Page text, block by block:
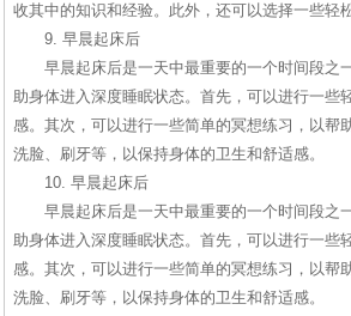
收其中的知识和经验。此外，还可以选择一些轻
9. 早晨起床后
早晨起床后是一天中最重要的一个时间段之
助身体进入深度睡眠状态。首先，可以进行一些
感。其次，可以进行一些简单的冥想练习，以
洗脸、刷牙等，以保持身体的卫生和舒适感。
10. 早晨起床后
早晨起床后是一天中最重要的一个时间段之
助身体进入深度睡眠状态。首先，可以进行一些
感。其次，可以进行一些简单的冥想练习，以
洗脸、刷牙等，以保持身体的卫生和舒适感。